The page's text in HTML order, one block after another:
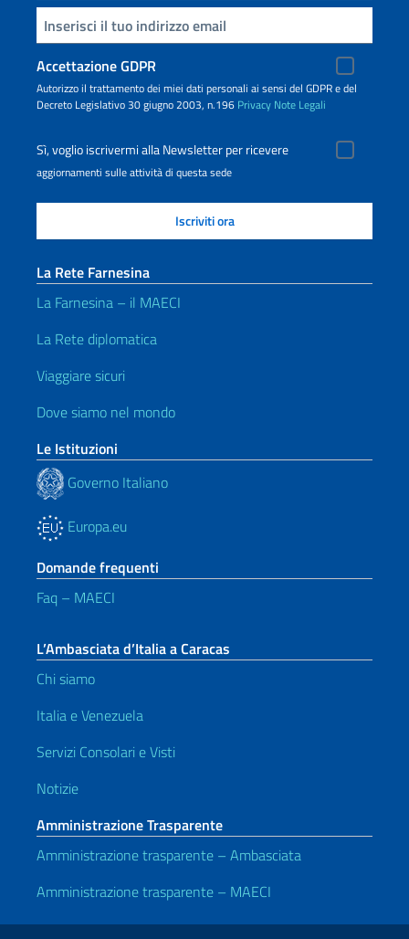
Inserisci la tua email
Accettazione GDPR
Autorizzo il trattamento dei miei dati personali ai sensi del GDPR e del
Decreto Legislativo 30 giugno 2003, n.196 Privacy Note Legali
Sì, voglio iscrivermi alla Newsletter per ricevere
aggiornamenti sulle attività di questa sede
La Rete Farnesina
La Farnesina – il MAECI
La Rete diplomatica
Viaggiare sicuri
Dove siamo nel mondo
Le Istituzioni
Governo Italiano
Europa.eu
Domande frequenti
Faq – MAECI
L’Ambasciata d’Italia a Caracas
Chi siamo
Italia e Venezuela
Servizi Consolari e Visti
Notizie
Amministrazione Trasparente
Amministrazione trasparente – Ambasciata
Amministrazione trasparente – MAECI